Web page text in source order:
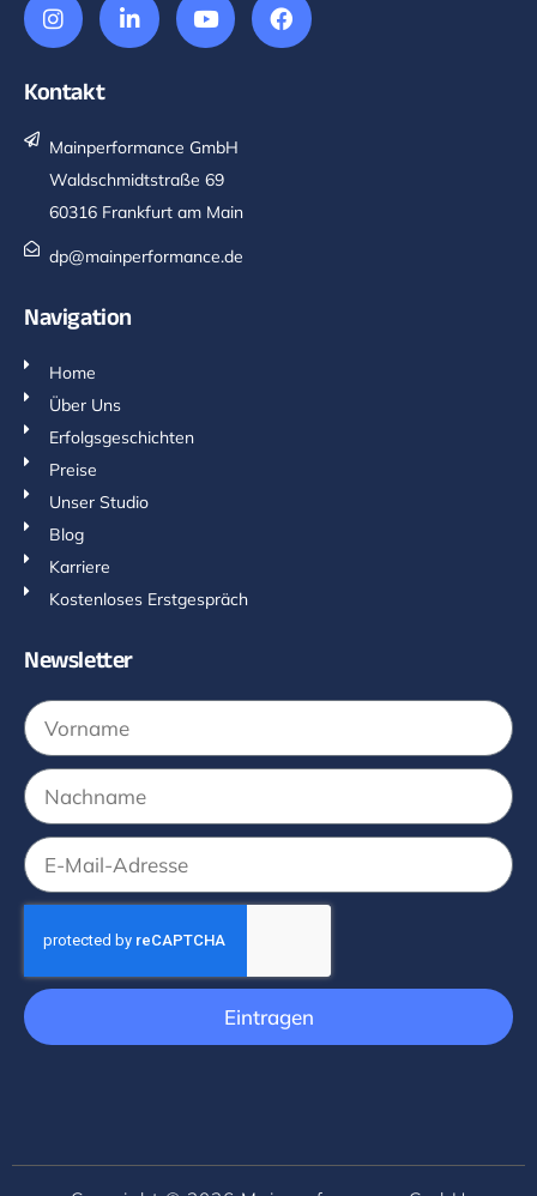
Kontakt
Mainperformance GmbH
Waldschmidtstraße 69
60316 Frankfurt am Main
dp@mainperformance.de
Navigation
Home
Über Uns
Erfolgsgeschichten
Preise
Unser Studio
Blog
Karriere
Kostenloses Erstgespräch
Newsletter
Eintragen